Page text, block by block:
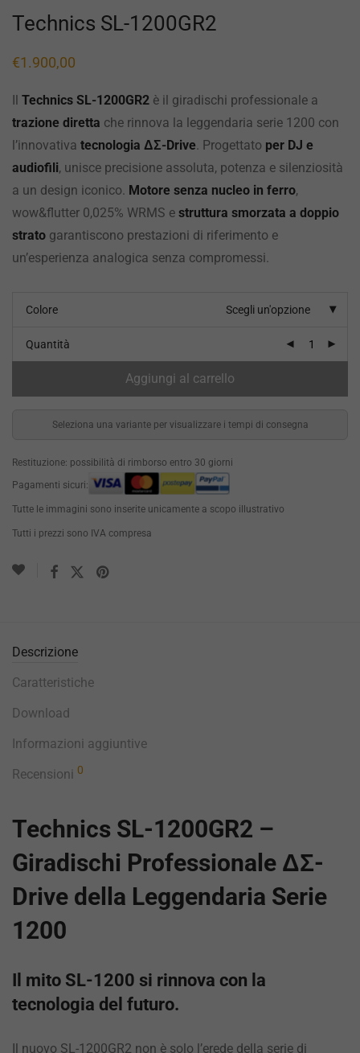
Technics SL-1200GR2
€1.900,00
Technics SL-1200GR2 è il giradischi professionale a
trazione diretta che rinnova la leggendaria serie 1200 con
l’innovativa tecnologia ΔΣ-Drive. Progettato per DJ e
audiofili, unisce precisione assoluta, potenza e silenziosità
a un design iconico. Motore senza nucleo in ferro,
wow&flutter 0,025% WRMS e struttura smorzata a doppio
strato garantiscono prestazioni di riferimento e
un’esperienza analogica senza compromessi.
Colore Scegli un'opzione
Quantità
Aggiungi al carrello
Seleziona una variante per visualizzare i tempi di consegna
Restituzione: possibilità di rimborso entro 30 giorni
Pagamenti sicuri:
Tutte le immagini sono inserite unicamente a scopo illustrativo
Tutti i prezzi sono IVA compresa
Descrizione
Caratteristiche
Download
Informazioni aggiuntive
Recensioni 0
Technics SL-1200GR2 –
Giradischi Professionale ΔΣ-
Drive della Leggendaria Serie
1200
Il mito SL-1200 si rinnova con la
tecnologia del futuro.
Il nuovo SL-1200GR2 non è solo l’erede della serie di